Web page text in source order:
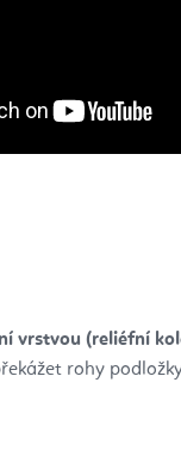
vrstvou (reliéfní
rohy